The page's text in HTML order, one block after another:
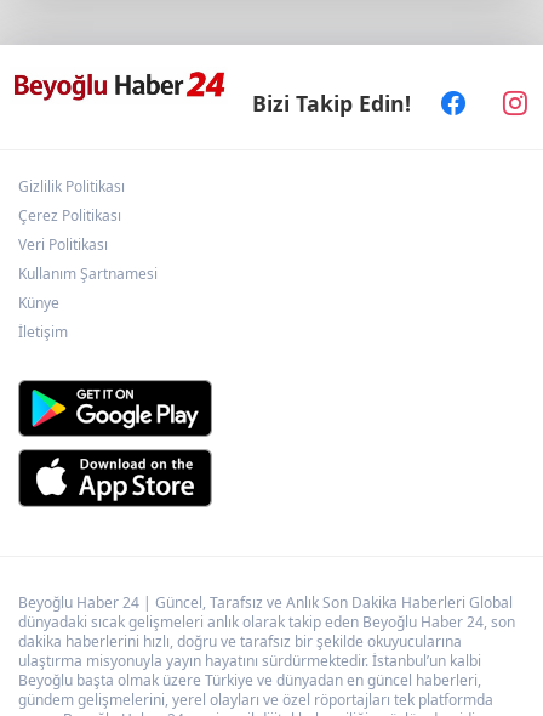
6 yıl önceki kaçak avın failleri tespit edildi!
5 yaban keçisi için ceza uygulandı
Bizi Takip Edin!
Gizlilik Politikası
Çerez Politikası
Veri Politikası
Kullanım Şartnamesi
Künye
İletişim
Beyoğlu Haber 24 | Güncel, Tarafsız ve Anlık Son Dakika Haberleri Global
dünyadaki sıcak gelişmeleri anlık olarak takip eden Beyoğlu Haber 24, son
dakika haberlerini hızlı, doğru ve tarafsız bir şekilde okuyucularına
ulaştırma misyonuyla yayın hayatını sürdürmektedir. İstanbul’un kalbi
Beyoğlu başta olmak üzere Türkiye ve dünyadan en güncel haberleri,
gündem gelişmelerini, yerel olayları ve özel röportajları tek platformda